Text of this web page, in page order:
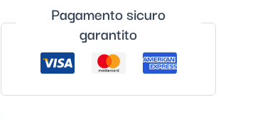
Pagamento sicuro
garantito